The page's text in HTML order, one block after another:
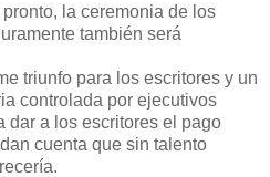
la ceremonia de los
también será
triunfo para los escritores y un
controlada por ejecutivos
dar a los escritores el pago
cuenta que sin talento